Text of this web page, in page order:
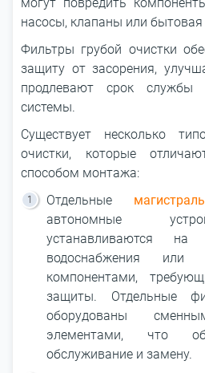
насосы, клапаны или бытовая
Фильтры грубой очистки
защиту от засорения,
продлевают срок службы
системы.
Существует несколько
очистки, которые
способом монтажа:
Отдельные
автономные
устанавливаются
водоснабжения или
компонентами,
защиты. Отдельные
оборудованы
элементами, что
обслуживание и замену.